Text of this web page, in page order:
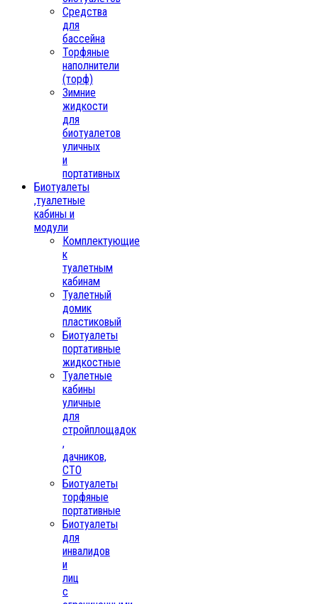
Средства
для
бассейна
Торфяные
наполнители
(торф)
Зимние
жидкости
для
биотуалетов
уличных
и
портативных
Биотуалеты
,туалетные
кабины и
модули
Комплектующие
к
туалетным
кабинам
Туалетный
домик
пластиковый
Биотуалеты
портативные
жидкостные
Туалетные
кабины
уличные
для
стройплощадок
,
дачников,
СТО
Биотуалеты
торфяные
портативные
Биотуалеты
для
инвалидов
и
лиц
с